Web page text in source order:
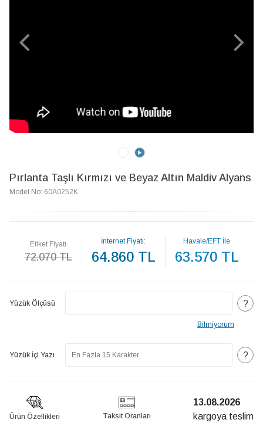
Pırlanta Taşlı Kırmızı ve Beyaz Altın Maldiv Alyans
Model No: 60A0252K
Etiket Fiyatı
72.070 TL
İnternet Fiyatı:
64.860 TL
Havale/EFT İle
63.570 TL
Yüzük Ölçüsü ?
Bilmiyorum
Yüzük İçi Yazı ?
Ürün Özellikleri Taksit Oranları
13.08.2026
kargoya teslim